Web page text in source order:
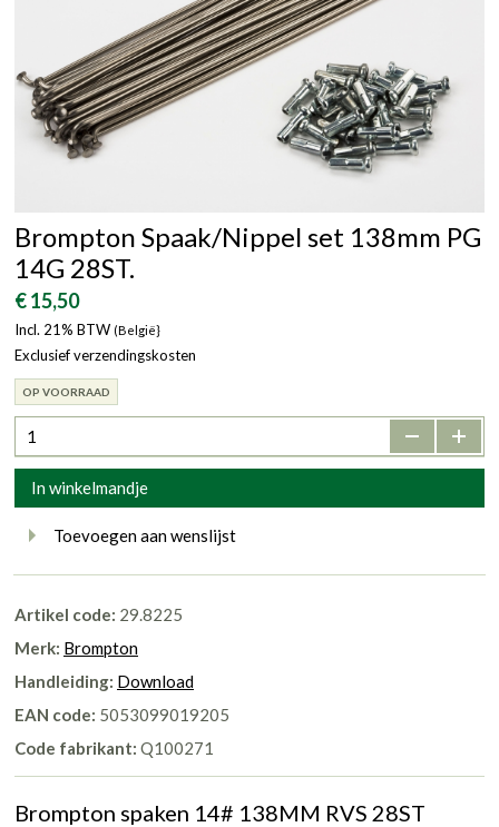
Brompton Spaak/Nippel set 138mm PG
14G 28ST.
€ 15,50
Incl. 21% BTW (België}
Exclusief verzendingskosten
OP VOORRAAD
- +
In winkelmandje
Toevoegen aan wenslijst
Artikel code: 29.8225
Merk: Brompton
Handleiding: Download
EAN code: 5053099019205
Code fabrikant: Q100271
Brompton spaken 14# 138MM RVS 28ST